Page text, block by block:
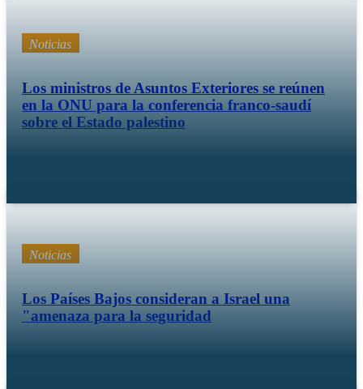
Noticias
Los ministros de Asuntos Exteriores se reúnen
en la ONU para la conferencia franco-saudí
sobre el Estado palestino
Noticias
Los Países Bajos consideran a Israel una
"amenaza para la seguridad